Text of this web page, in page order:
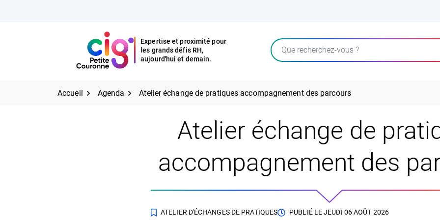
CIG Petite Couronne
Expertise et proximité pour
les grands défis RH,
aujourd'hui et demain.
Rechercher
CIG Petite Couronne
Expertise et proximité pour
les grands défis RH,
aujourd'hui et demain.
Accueil Agenda Atelier échange de pratiques accompagnement des parcours
Atelier échange de
accompagnement des
ATELIER D'ÉCHANGES DE PRATIQUES PUBLIÉ LEJEUDI 06 AOÛT 2026